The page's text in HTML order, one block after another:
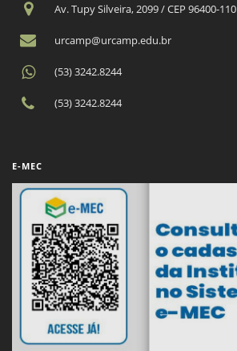
Av. Tupy Silveira, 2099 / CEP 96400-110
urcamp@urcamp.edu.br
(53) 3242.8244
(53) 3242.8244
E-MEC